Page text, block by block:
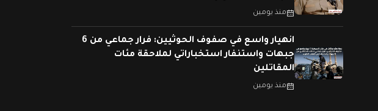
منذ يومين
انهيار واسع في صفوف الحوثيين: فرار جماعي من 6
جبهات واستنفار استخباراتي لملاحقة مئات
المقاتلين
منذ يومين